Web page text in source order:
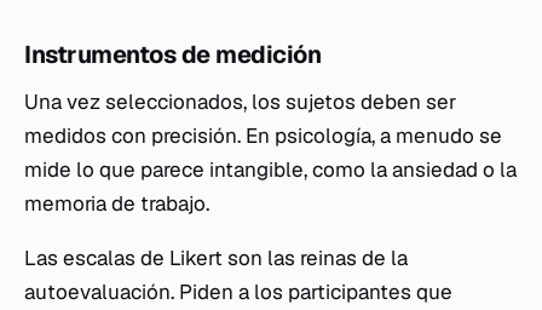
Instrumentos de medición
Una vez seleccionados, los sujetos deben ser
medidos con precisión. En psicología, a menudo se
mide lo que parece intangible, como la ansiedad o la
memoria de trabajo.
Las escalas de Likert son las reinas de la
autoevaluación. Piden a los participantes que